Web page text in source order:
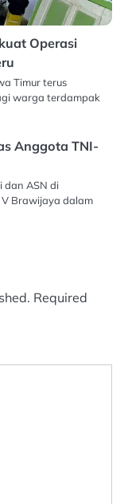
Operasi
Timur terus
warga terdampak
Anggota TNI-
dan ASN di
V Brawijaya dalam
Required